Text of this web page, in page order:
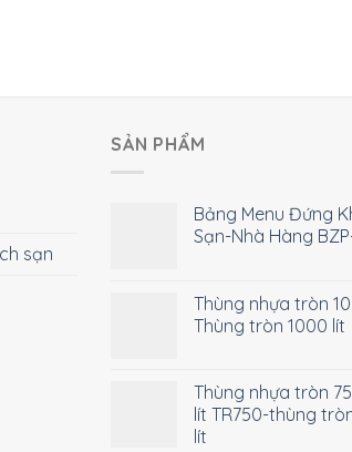
sạn
SẢN PHẨM
Bảng Menu Đứng
Sạn-Nhà Hàng
Thùng nhựa tròn
Thùng tròn 1000 lít
Thùng nhựa tròn
lít TR750-thùng
lít